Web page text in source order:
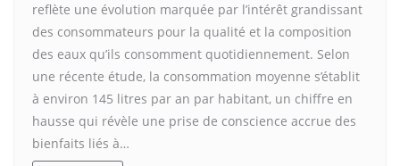
reflète une évolution marquée par l’intérêt grandissant
des consommateurs pour la qualité et la composition
des eaux qu’ils consomment quotidiennement. Selon
une récente étude, la consommation moyenne s’établit
à environ 145 litres par an par habitant, un chiffre en
hausse qui révèle une prise de conscience accrue des
bienfaits liés à…